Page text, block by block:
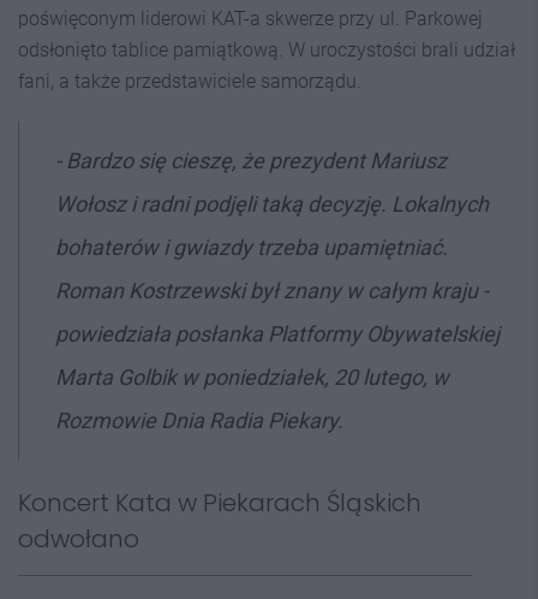
poświęconym liderowi KAT-a skwerze przy ul. Parkowej
odsłonięto tablice pamiątkową. W uroczystości brali udział
fani, a także przedstawiciele samorządu.
- Bardzo się cieszę, że prezydent Mariusz
Wołosz i radni podjęli taką decyzję. Lokalnych
bohaterów i gwiazdy trzeba upamiętniać.
Roman Kostrzewski był znany w całym kraju -
powiedziała posłanka Platformy Obywatelskiej
Marta Golbik w poniedziałek, 20 lutego, w
Rozmowie Dnia Radia Piekary.
Koncert Kata w Piekarach Śląskich
odwołano